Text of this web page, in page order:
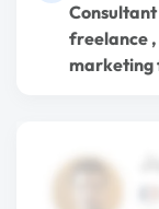
freelance ,
marketing